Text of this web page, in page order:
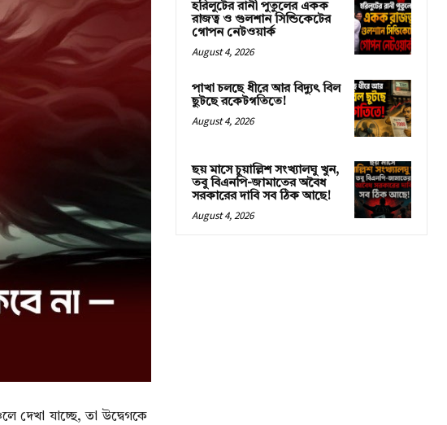
দেখা যাচ্ছে, তা উদ্বেগকে
হরিলুটের রানী পুতুলের একক
রাজত্ব ও গুলশান সিন্ডিকেটের
গোপন নেটওয়ার্ক
August 4, 2026
পাখা চলছে ধীরে আর বিদ্যুৎ বিল
ছুটছে রকেটগতিতে!
August 4, 2026
ছয় মাসে চুয়াল্লিশ সংখ্যালঘু খুন,
তবু বিএনপি-জামাতের অবৈধ
সরকারের দাবি সব ঠিক আছে!
August 4, 2026